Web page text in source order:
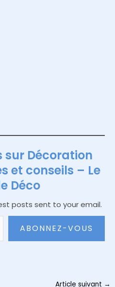
sur Décoration
et conseils – Le
Déco
posts sent to your email.
ABONNEZ-VOUS
Article suivant →